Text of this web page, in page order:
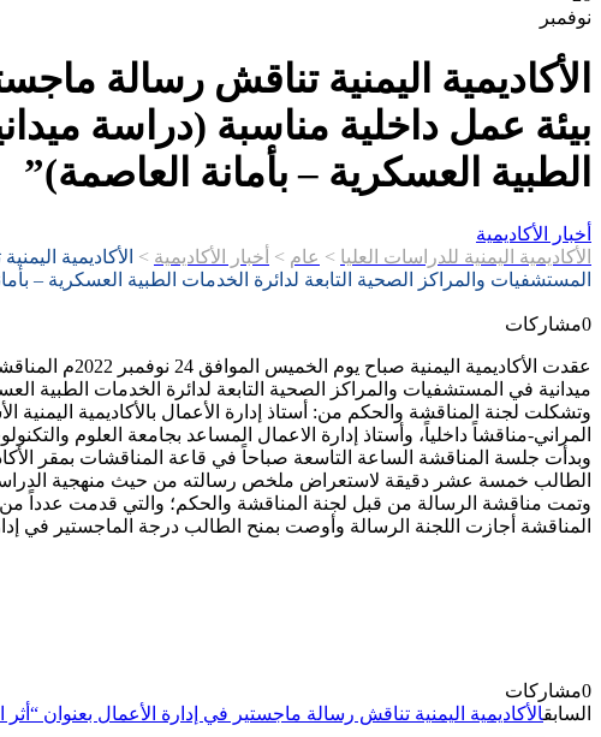
نوفمبر
الأكاديمية اليمنية تناقش رسالة
بيئة عمل داخلية مناسبة (دراسة
الطبية العسكرية – بأمانة العاصمة)”
أخبار الأكاديمية
الأكاديمية اليمنية للدراسات العليا > عام > أخبار الأكاديمية > الأكاديمية
المستشفيات والمراكز الصحية التابعة لدائرة الخدمات الطبية العسكرية –
0مشاركات
عقدت
ميدانية في المستشفيات والمراكز الصحية التابعة لدائرة الخدمات الطبية
وتشكلت لجنة المناقشة والحكم من: أستاذ إدارة الأعمال بالأكاديمية اليمنية
المراني-مناقشاً داخلياً، وأستاذ إدارة الاعمال المساعد بجامعة العلوم
وبدأت جلسة المناقشة الساعة التاسعة صباحاً في قاعة المناقشات بمقر
الطالب خمسة عشر دقيقة لاستعراض ملخص رسالته من حيث منهجية الدراسة
وتمت مناقشة الرسالة من قبل لجنة المناقشة والحكم؛ والتي قدمت عدداً من
المناقشة أجازت اللجنة الرسالة وأوصت بمنح الطالب درجة الماجستير في
0مشاركات
السابقالأكاديمية اليمنية تناقش رسالة ماجستير في إدارة الأعمال بعنوان